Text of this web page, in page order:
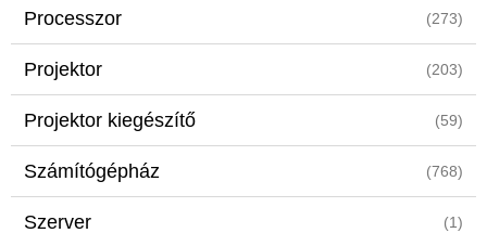
Processzor (273)
Projektor (203)
Projektor kiegészítő (59)
Számítógépház (768)
Szerver (1)